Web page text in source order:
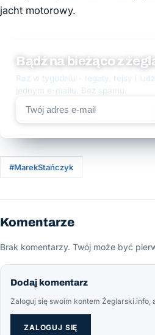
jacht motorowy.
Bądź na bieżąco z
Raz w tygodniu - regaty, rejsy i
jednym e-mailu. Bez spamu.
#MarekStańczyk
Komentarze
Brak komentarzy. Twój może być
Dodaj komentarz
Zaloguj się swoim kontem Żeglarski.info,
ZALOGUJ SIĘ